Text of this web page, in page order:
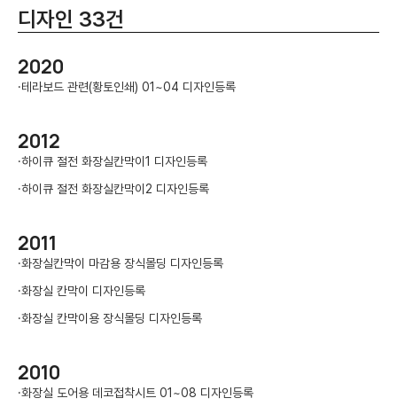
디자인 33건
2020
·테라보드 관련(황토인쇄) 01~04 디자인등록
2012
·하이큐 절전 화장실칸막이1 디자인등록
·하이큐 절전 화장실칸막이2 디자인등록
2011
·화장실칸막이 마감용 장식몰딩 디자인등록
·화장실 칸막이 디자인등록
·화장실 칸막이용 장식몰딩 디자인등록
2010
·화장실 도어용 데코접착시트 01~08 디자인등록